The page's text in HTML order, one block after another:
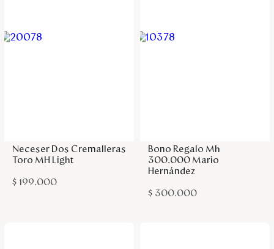
Neceser Dos Cremalleras
Toro MH Light
$ 199.000
Bono Regalo Mh
300.000 Mario
Hernández
$ 300.000